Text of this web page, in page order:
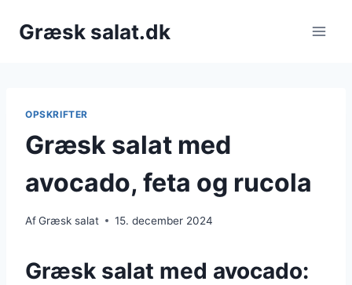
Græsk salat.dk
OPSKRIFTER
Græsk salat med
avocado, feta og rucola
AfGræsk salat 15. december 2024
Græsk salat med avocado: